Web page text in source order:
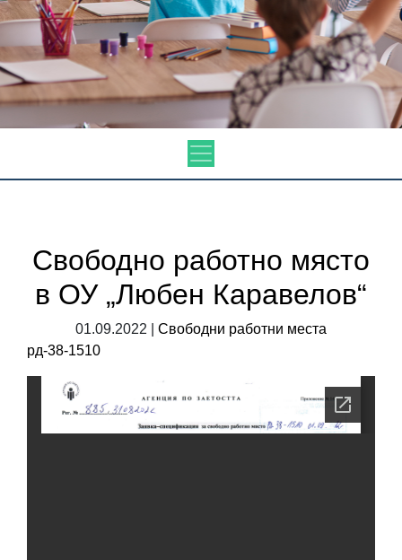
Свободно работно място
в ОУ „Любен Каравелов“
01.09.2022 | Свободни работни места
рд-38-1510